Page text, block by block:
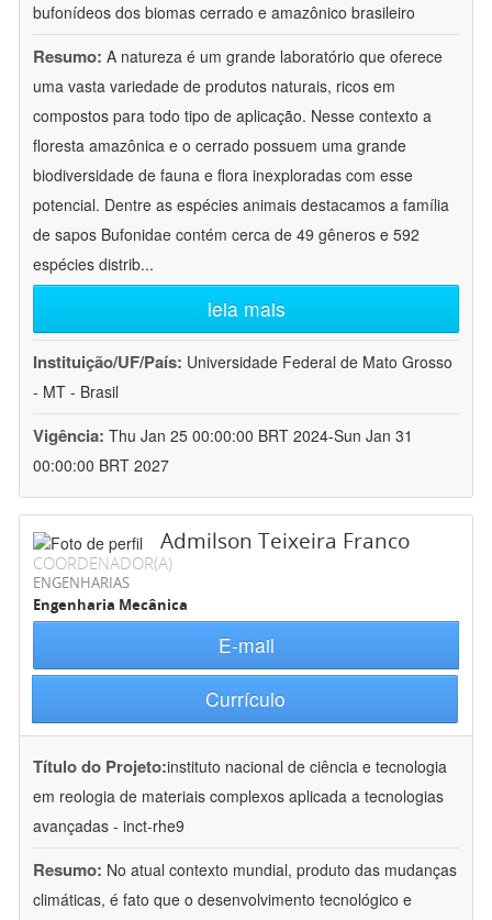
bufonídeos dos biomas cerrado e amazônico brasileiro
Resumo: A natureza é um grande laboratório que oferece
uma vasta variedade de produtos naturais, ricos em
compostos para todo tipo de aplicação. Nesse contexto a
floresta amazônica e o cerrado possuem uma grande
biodiversidade de fauna e flora inexploradas com esse
potencial. Dentre as espécies animais destacamos a família
de sapos Bufonidae contém cerca de 49 gêneros e 592
espécies distrib...
leia mais
Instituição/UF/País: Universidade Federal de Mato Grosso
- MT - Brasil
Vigência: Thu Jan 25 00:00:00 BRT 2024-Sun Jan 31
00:00:00 BRT 2027
Admilson Teixeira Franco
COORDENADOR(A)
ENGENHARIAS
Engenharia Mecânica
E-mail
Currículo
Título do Projeto:instituto nacional de ciência e tecnologia
em reologia de materiais complexos aplicada a tecnologias
avançadas - inct-rhe9
Resumo: No atual contexto mundial, produto das mudanças
climáticas, é fato que o desenvolvimento tecnológico e